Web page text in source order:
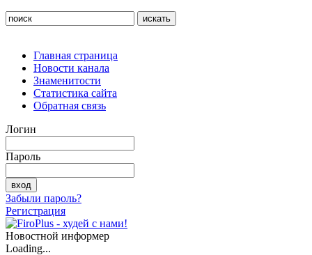
Главная страница
Новости канала
Знаменитости
Статистика сайта
Обратная связь
Логин
Пароль
Забыли пароль?
Регистрация
Новостной информер
Loading...